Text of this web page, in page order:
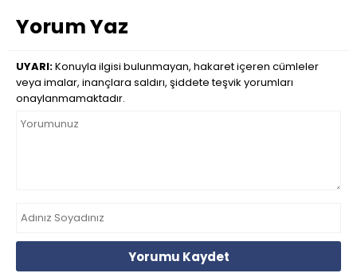
Yorum Yaz
UYARI:Konuyla ilgisi bulunmayan, hakaret içeren cümleler
veya imalar, inançlara saldırı, şiddete teşvik yorumları
onaylanmamaktadır.
Yorumu Kaydet